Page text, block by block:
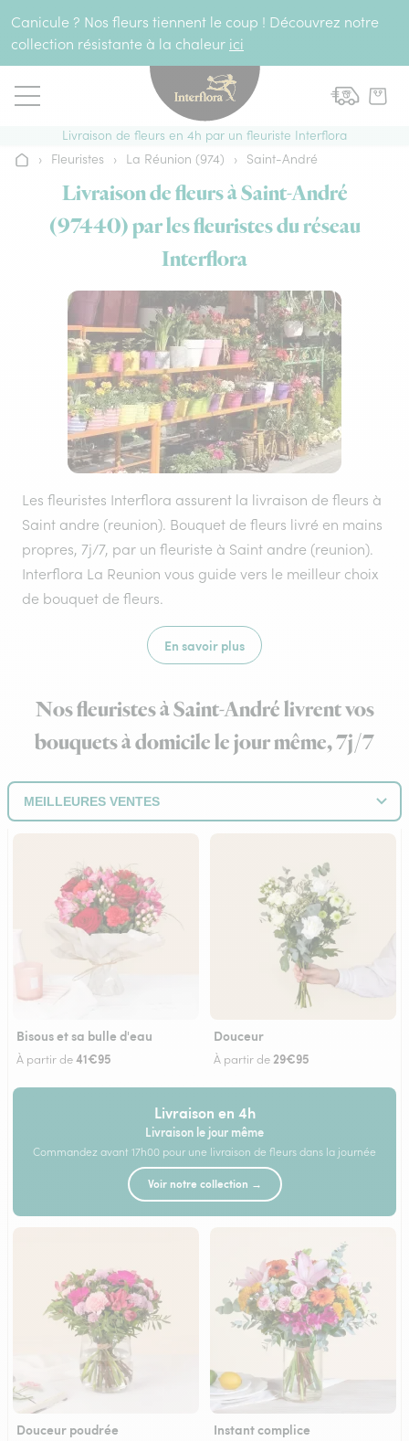
Canicule ? Nos fleurs tiennent le coup ! Découvrez notre
collection résistante à la chaleur ici
Livraison de fleurs en 4h par un fleuriste Interflora
Accueil
› Fleuristes › La Réunion (974) › Saint-André
Livraison de fleurs à Saint-André
(97440) par les fleuristes du réseau
Interflora
Les fleuristes Interflora assurent la livraison de fleurs à
Saint andre (reunion). Bouquet de fleurs livré en mains
propres, 7j/7, par un fleuriste à Saint andre (reunion).
Interflora La Reunion vous guide vers le meilleur choix
de bouquet de fleurs.
En savoir plus
Nos fleuristes à Saint-André livrent vos
bouquets à domicile le jour même, 7j/7
Bisous et sa bulle d'eau
À partir de41€95
Douceur
À partir de 29€95
Livraison en 4h
Livraison le jour même
Commandez avant 17h00 pour une livraison de fleurs dans la journée
Voir notre collection →
Douceur poudrée Instant complice